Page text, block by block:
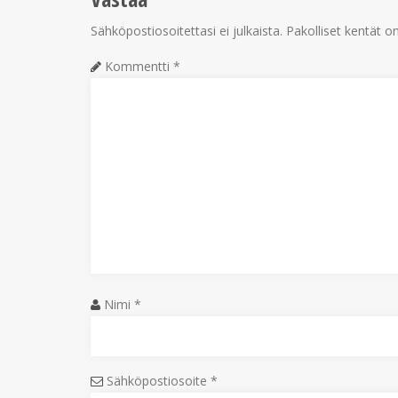
Sähköpostiosoitettasi ei julkaista. Pakolliset kentät
Kommentti *
Nimi *
Sähköpostiosoite *